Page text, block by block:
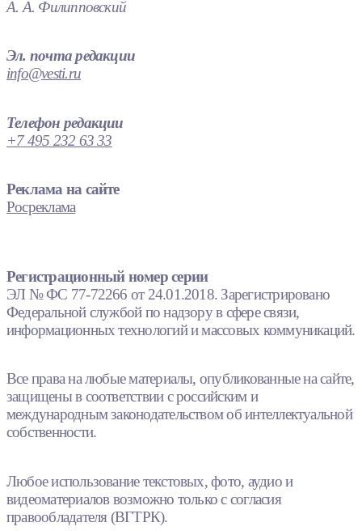
А. А. Филипповский
Эл. почта редакции
info@vesti.ru
Телефон редакции
+7 495 232 63 33
Реклама на сайте
Росреклама
Регистрационный номер серии
ЭЛ № ФС 77-72266 от 24.01.2018. Зарегистрировано
Федеральной службой по надзору в сфере связи,
информационных технологий и массовых коммуникаций.
Все права на любые материалы, опубликованные на сайте,
защищены в соответствии с российским и
международным законодательством об интеллектуальной
собственности.
Любое использование текстовых, фото, аудио и
видеоматериалов возможно только с согласия
правообладателя (ВГТРК).